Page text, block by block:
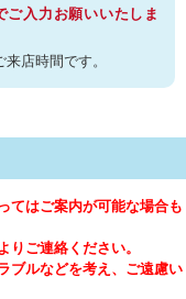
入力お願いいたしま
店時間です。
てはご案内が可能な場合も
りご連絡ください。
ブルなどを考え、ご遠慮い